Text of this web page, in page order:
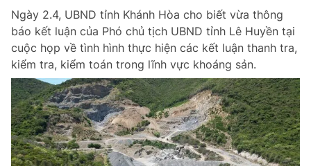
Phát triển bởi ePi Technologies, JSC.
Ngày 2.4, UBND tỉnh Khánh Hòa cho biết vừa thông
báo kết luận của Phó chủ tịch UBND tỉnh Lê Huyền tại
cuộc họp về tình hình thực hiện các kết luận thanh tra,
kiểm tra, kiểm toán trong lĩnh vực khoáng sản.